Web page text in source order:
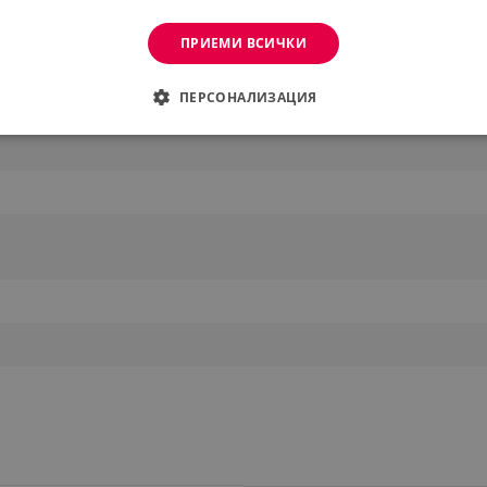
ПРИЕМИ ВСИЧКИ
ПЕРСОНАЛИЗАЦИЯ
ЕФЕКТИВНОСТ ТАРГЕТИРАНЕ